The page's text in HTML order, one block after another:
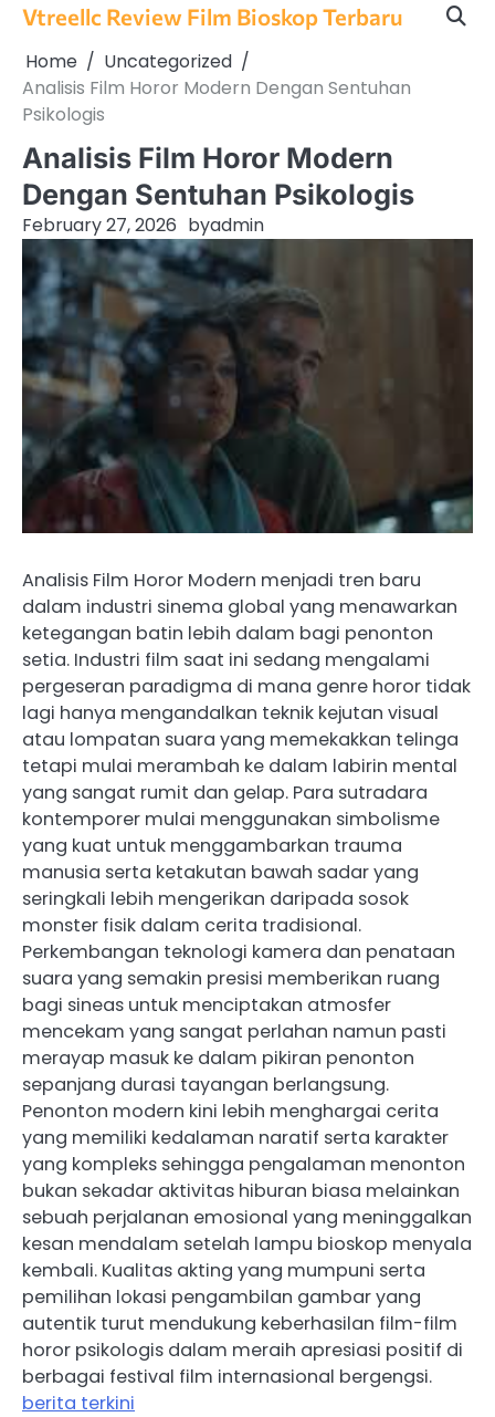
Skip
content
Vtreellc Review Film Bioskop Terbaru
Home
Uncategorized
Analisis Film Horor Modern Dengan Sentuhan
Psikologis
Analisis Film Horor Modern
Dengan Sentuhan Psikologis
February 27, 2026 byadmin
Analisis Film Horor Modern menjadi tren baru
dalam industri sinema global yang menawarkan
ketegangan batin lebih dalam bagi penonton
setia. Industri film saat ini sedang mengalami
pergeseran paradigma di mana genre horor tidak
lagi hanya mengandalkan teknik kejutan visual
atau lompatan suara yang memekakkan telinga
tetapi mulai merambah ke dalam labirin mental
yang sangat rumit dan gelap. Para sutradara
kontemporer mulai menggunakan simbolisme
yang kuat untuk menggambarkan trauma
manusia serta ketakutan bawah sadar yang
seringkali lebih mengerikan daripada sosok
monster fisik dalam cerita tradisional.
Perkembangan teknologi kamera dan penataan
suara yang semakin presisi memberikan ruang
bagi sineas untuk menciptakan atmosfer
mencekam yang sangat perlahan namun pasti
merayap masuk ke dalam pikiran penonton
sepanjang durasi tayangan berlangsung.
Penonton modern kini lebih menghargai cerita
yang memiliki kedalaman naratif serta karakter
yang kompleks sehingga pengalaman menonton
bukan sekadar aktivitas hiburan biasa melainkan
sebuah perjalanan emosional yang meninggalkan
kesan mendalam setelah lampu bioskop menyala
kembali. Kualitas akting yang mumpuni serta
pemilihan lokasi pengambilan gambar yang
autentik turut mendukung keberhasilan film-film
horor psikologis dalam meraih apresiasi positif di
berbagai festival film internasional bergengsi.
berita terkini